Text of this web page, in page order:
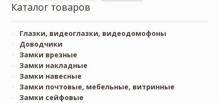
Каталог товаров
Глазки, видеоглазки, видеодомофоны
Доводчики
Замки врезные
Замки накладные
Замки навесные
Замки почтовые, мебельные, витринные
Замки сейфовые